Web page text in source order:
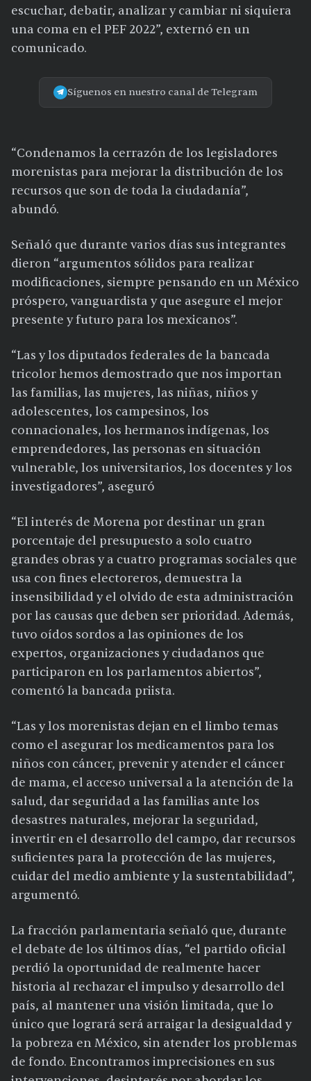
escuchar, debatir, analizar y cambiar ni siquiera
una coma en el PEF 2022”, externó en un
comunicado.
Síguenos en nuestro canal de Telegram
“Condenamos la cerrazón de los legisladores
morenistas para mejorar la distribución de los
recursos que son de toda la ciudadanía”,
abundó.
Señaló que durante varios días sus integrantes
dieron “argumentos sólidos para realizar
modificaciones, siempre pensando en un México
próspero, vanguardista y que asegure el mejor
presente y futuro para los mexicanos”.
“Las y los diputados federales de la bancada
tricolor hemos demostrado que nos importan
las familias, las mujeres, las niñas, niños y
adolescentes, los campesinos, los
connacionales, los hermanos indígenas, los
emprendedores, las personas en situación
vulnerable, los universitarios, los docentes y los
investigadores”, aseguró
“El interés de Morena por destinar un gran
porcentaje del presupuesto a solo cuatro
grandes obras y a cuatro programas sociales que
usa con fines electoreros, demuestra la
insensibilidad y el olvido de esta administración
por las causas que deben ser prioridad. Además,
tuvo oídos sordos a las opiniones de los
expertos, organizaciones y ciudadanos que
participaron en los parlamentos abiertos”,
comentó la bancada priista.
“Las y los morenistas dejan en el limbo temas
como el asegurar los medicamentos para los
niños con cáncer, prevenir y atender el cáncer
de mama, el acceso universal a la atención de la
salud, dar seguridad a las familias ante los
desastres naturales, mejorar la seguridad,
invertir en el desarrollo del campo, dar recursos
suficientes para la protección de las mujeres,
cuidar del medio ambiente y la sustentabilidad”,
argumentó.
La fracción parlamentaria señaló que, durante
el debate de los últimos días, “el partido oficial
perdió la oportunidad de realmente hacer
historia al rechazar el impulso y desarrollo del
país, al mantener una visión limitada, que lo
único que logrará será arraigar la desigualdad y
la pobreza en México, sin atender los problemas
de fondo. Encontramos imprecisiones en sus